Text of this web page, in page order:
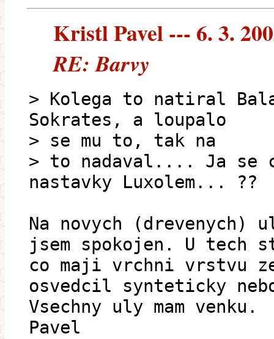
Kristl Pavel --- 6. 3.
RE: Barvy
> Kolega to natiral
Sokrates, a loupalo
> se mu to, tak na
> to nadaval.... Ja se
nastavky Luxolem... ??
Na novych (drevenych)
jsem spokojen. U tech
co maji vrchni vrstvu
osvedcil synteticky
Vsechny uly mam venku.
Pavel